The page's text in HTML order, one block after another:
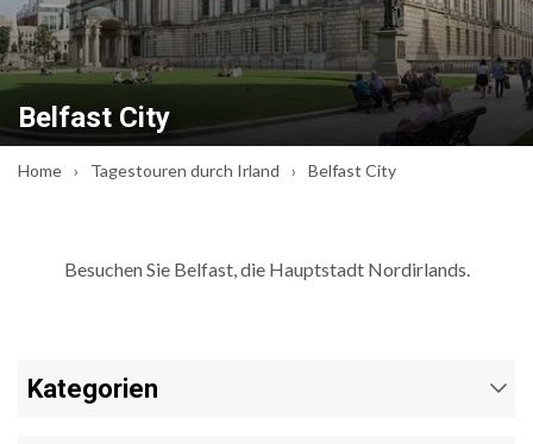
Belfast City
Home Tagestouren durch Irland Belfast City
Besuchen Sie Belfast, die Hauptstadt Nordirlands.
Kategorien